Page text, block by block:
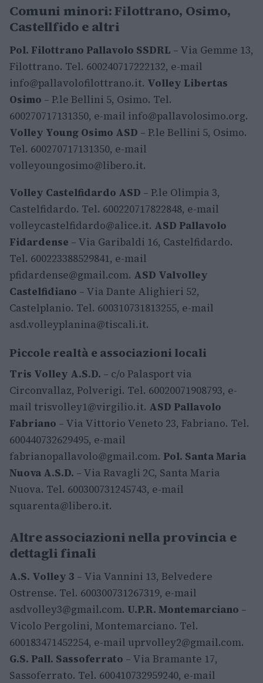
Comuni minori: Filottrano, Osimo,
Castellfido e altri
Pol. Filottrano Pallavolo SSDRL – Via Gemme 13,
Filottrano. Tel. 600240717222132, e-mail
info@pallavolofilottrano.it. Volley Libertas
Osimo – P.le Bellini 5, Osimo. Tel.
600270717131350, e-mail info@pallavolosimo.org.
Volley Young Osimo ASD – P.le Bellini 5, Osimo.
Tel. 600270717131350, e-mail
volleyoungosimo@libero.it.
Volley Castelfidardo ASD – P.le Olimpia 3,
Castelfidardo. Tel. 600220717822848, e-mail
volleycastelfidardo@alice.it. ASD Pallavolo
Fidardense – Via Garibaldi 16, Castelfidardo.
Tel. 600223388529841, e-mail
pfidardense@gmail.com. ASD Valvolley
Castelfidiano – Via Dante Alighieri 52,
Castelplanio. Tel. 600310731813255, e-mail
asd.volleyplanina@tiscali.it.
Piccole realtà e associazioni locali
Tris Volley A.S.D. – c/o Palasport via
Circonvallaz, Polverigi. Tel. 60020071908793, e-
mail trisvolley1@virgilio.it. ASD Pallavolo
Fabriano – Via Vittorio Veneto 23, Fabriano. Tel.
600440732629495, e-mail
fabrianopallavolo@gmail.com. Pol. Santa Maria
Nuova A.S.D. – Via Ravagli 2C, Santa Maria
Nuova. Tel. 600300731245743, e-mail
squarenta@libero.it.
Altre associazioni nella provincia e
dettagli finali
A.S. Volley 3 – Via Vannini 13, Belvedere
Ostrense. Tel. 600300731267319, e-mail
asdvolley3@gmail.com. U.P.R. Montemarciano –
Vicolo Pergolini, Montemarciano. Tel.
600183471452254, e-mail uprvolley2@gmail.com.
G.S. Pall. Sassoferrato – Via Bramante 17,
Sassoferrato. Tel. 600410732959240, e-mail